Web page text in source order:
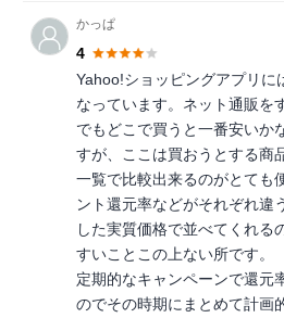
かっぱ
4
Yahoo!ショッピングアプリに
なっています。ネット通販を
でもどこで買うと一番安いか
すが、ここは買おうとする商
一覧で比較出来るのがとても
ント還元率などがそれぞれ違
した実質価格で並べてくれる
すいことこの上ない所です。
定期的なキャンペーンで還元
のでその時期にまとめて計画